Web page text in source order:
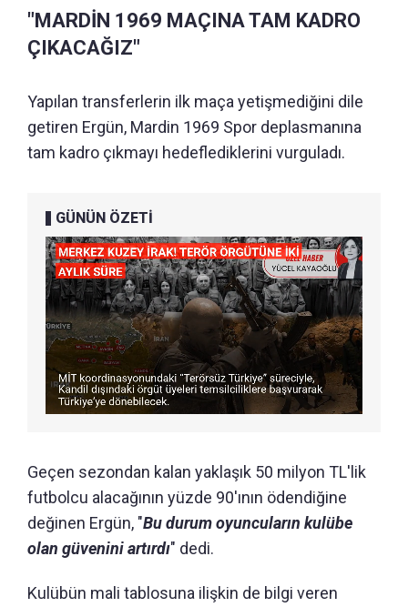
"MARDİN 1969 MAÇINA TAM KADRO
ÇIKACAĞIZ"
Yapılan transferlerin ilk maça yetişmediğini dile
getiren Ergün, Mardin 1969 Spor deplasmanına
tam kadro çıkmayı hedeflediklerini vurguladı.
GÜNÜN ÖZETİ
Geçen sezondan kalan yaklaşık 50 milyon TL'lik
futbolcu alacağının yüzde 90'ının ödendiğine
değinen Ergün, "Bu durum oyuncuların kulübe
olan güvenini artırdı" dedi.
Kulübün mali tablosuna ilişkin de bilgi veren